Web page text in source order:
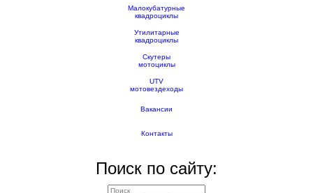
Малокубатурные
квадроциклы
Утилитарные
квадроциклы
Скутеры
мотоциклы
UTV
мотовездеходы
Вакансии
Контакты
Поиск по сайту: